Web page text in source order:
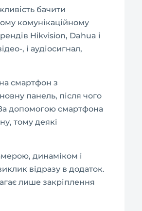
бачити
комунікаційному
Hikvision, Dahua і
, і аудіосигнал,
смартфон з
панель, після чого
допомогою смартфона
тому деякі
динаміком і
відразу в додаток.
лише закріплення